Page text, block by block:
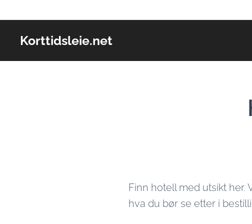
Korttidsleie.net
Finn hotell med utsikt her.
hva du bør se etter i